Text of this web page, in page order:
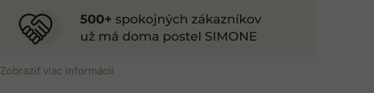
Zobraziť viac informácií